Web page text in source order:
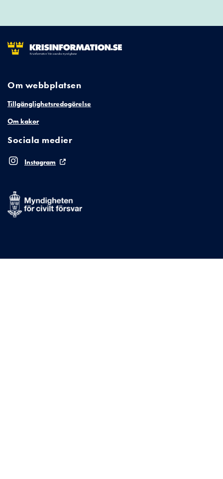
Om webbplatsen
Tillgänglighetsredogörelse
Om kakor
Sociala medier
Instagram